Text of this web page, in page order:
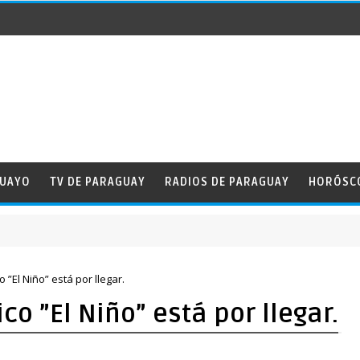
TV DE PARAGUAY RADIOS DE PARAGUAY
Niño” está por llegar.
”El Niño” está por llegar.